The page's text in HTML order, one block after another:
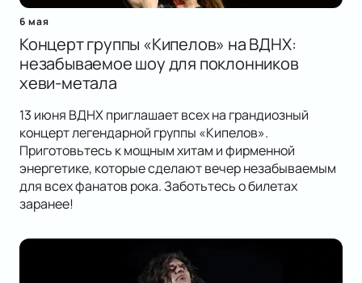
6 мая
Концерт группы «Кипелов» на ВДНХ:
незабываемое шоу для поклонников
хеви-метала
13 июня ВДНХ приглашает всех на грандиозный
концерт легендарной группы «Кипелов».
Приготовьтесь к мощным хитам и фирменной
энергетике, которые сделают вечер незабываемым
для всех фанатов рока. Заботьтесь о билетах
заранее!